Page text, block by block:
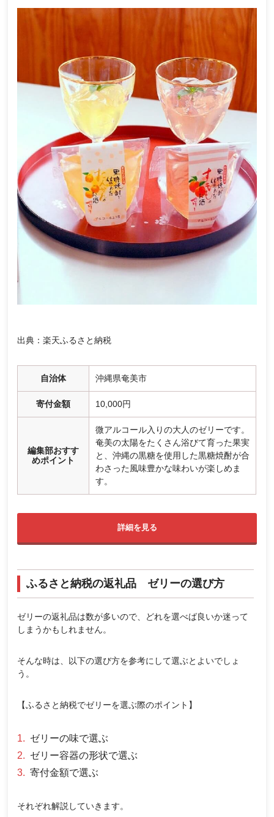
出典：楽天ふるさと納税
自治体 沖縄県奄美市
寄付金額 10,000円
編集部おすす
めポイント
微アルコール入りの大人のゼリーです。
奄美の太陽をたくさん浴びて育った果実
と、沖縄の黒糖を使用した黒糖焼酎が合
わさった風味豊かな味わいが楽しめま
す。
詳細を見る
ふるさと納税の返礼品 ゼリーの選び方
ゼリーの返礼品は数が多いので、どれを選べば良いか迷って
しまうかもしれません。
そんな時は、以下の選び方を参考にして選ぶとよいでしょ
う。
【ふるさと納税でゼリーを選ぶ際のポイント】
ゼリーの味で選ぶ
ゼリー容器の形状で選ぶ
寄付金額で選ぶ
それぞれ解説していきます。